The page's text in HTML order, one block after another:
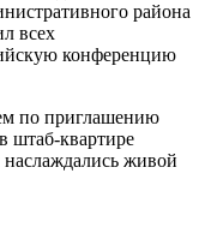
района
всех
конференцию
по приглашению
штаб-квартире
живой